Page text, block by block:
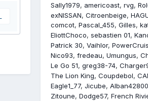
Sally1979
americoast rvg
exNISSAN Citroenbeige
comcot Pascal_455 Gilles
EliottChoco sebastien 01
Patrick 30 Vaihlor
Nico93 fredeau Umungus
Le Go 51 greg38-74
The Lion King Coupdebol
Eagle1_77 Jicube Alban42800
Zitoune Dodge57 French